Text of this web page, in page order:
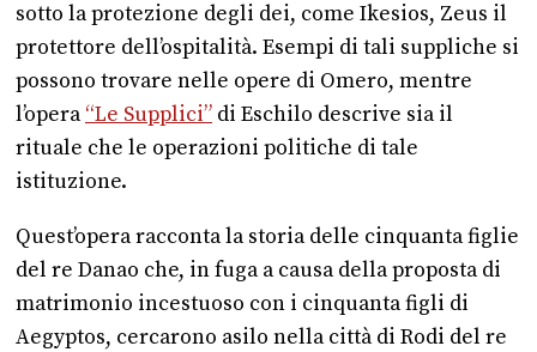
sotto la protezione degli dei, come Ikesios, Zeus il
protettore dell’ospitalità. Esempi di tali suppliche si
possono trovare nelle opere di Omero, mentre
l’opera“Le Supplici” di Eschilo descrive sia il
rituale che le operazioni politiche di tale
istituzione.
Quest’opera racconta la storia delle cinquanta figlie
del re Danao che, in fuga a causa della proposta di
matrimonio incestuoso con i cinquanta figli di
Aegyptos, cercarono asilo nella città di Rodi del re